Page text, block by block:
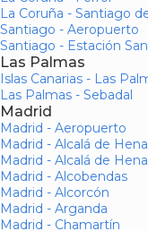
La Coruña - Santiago
Santiago - Aeropuerto
Santiago - Estación
Las Palmas
Islas Canarias - Las
Las Palmas - Sebadal
Madrid
Madrid - Aeropuerto
Madrid - Alcalá de
Madrid - Alcalá de
Madrid - Alcobendas
Madrid - Alcorcón
Madrid - Arganda
Madrid - Chamartín